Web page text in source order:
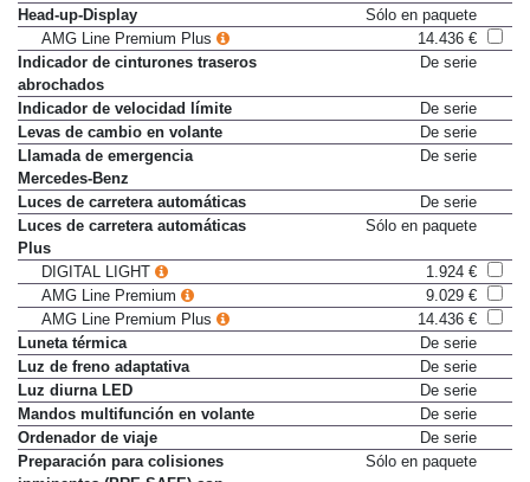
AMG Line Premium Plus
14.436 €
Head-up-Display
Sólo en paquete
AMG Line Premium Plus
14.436 €
Indicador de cinturones traseros
abrochados
Indicador de velocidad límite
De serie
Levas de cambio en volante
De serie
Llamada de emergencia
Mercedes-Benz
Luces de carretera automáticas
De serie
Luces de carretera automáticas
Plus
DIGITAL LIGHT
1.924 €
AMG Line Premium
9.029 €
AMG Line Premium Plus
14.436 €
Luneta térmica
De serie
Luz de freno adaptativa
De serie
Luz diurna LED
De serie
Mandos multifunción en volante
De serie
Ordenador de viaje
De serie